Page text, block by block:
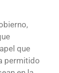
que
permitido